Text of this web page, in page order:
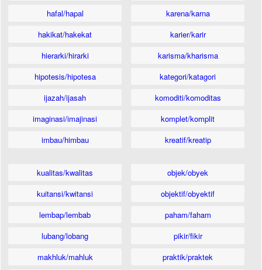
hafal/hapal
hakikat/hakekat
hierarki/hirarki
hipotesis/hipotesa
ijazah/ijasah
imaginasi/imajinasi
imbau/himbau
karena/karna
karier/karir
karisma/kharisma
kategori/katagori
komoditi/komoditas
komplet/komplit
kreatif/kreatip
kualitas/kwalitas
kuitansi/kwitansi
lembap/lembab
lubang/lobang
makhluk/mahluk
objek/obyek
objektif/obyektif
paham/faham
pikir/fikir
praktik/praktek